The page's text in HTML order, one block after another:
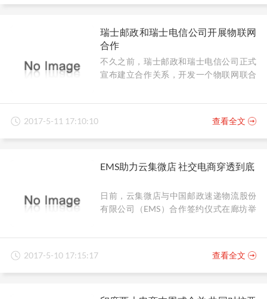
配送到附近商店自取而不是直接配送到家
免费配送限额降至25美元，反击沃尔玛不
过亚马逊新推出的满25美元免运费只适用
于下单量达到一定量的用户。
瑞士邮政和瑞士电信公司开展物联网
合作
不久之前，瑞士邮政和瑞士电信公司正式
宣布建立合作关系，开发一个物联网联合
联网为基础建立更加灵活和智能的服务。
良好的覆盖范围和网络质量至关重要。
2017-5-11 17:10:10 查看全文
EMS助力云集微店 社交电商穿透到底
日前，云集微店与中国邮政速递物流股份
有限公司（EMS）合作签约仪式在廊坊举
作的开始，双方在5月5日同步上线了西北
西安仓、华北廊坊仓。其中的西安仓覆盖
2017-5-10 17:15:17 查看全文